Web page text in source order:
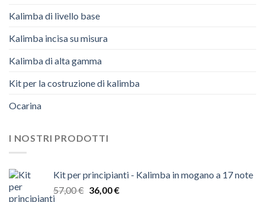
Kalimba di livello base
Kalimba incisa su misura
Kalimba di alta gamma
Kit per la costruzione di kalimba
Ocarina
I NOSTRI PRODOTTI
Kit per principianti - Kalimba in mogano a 17 note
57,00€ Il
36,00€Il